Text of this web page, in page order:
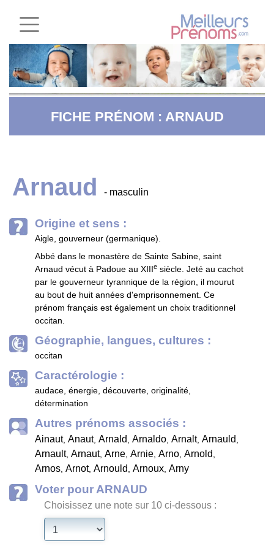
FICHE PRÉNOM : ARNAUD
Arnaud - masculin
Origine et sens :
Aigle, gouverneur (germanique).
Abbé dans le monastère de Sainte Sabine, saint
Arnaud vécut à Padoue au XIIIe siècle. Jeté au cachot
par le gouverneur tyrannique de la région, il mourut
au bout de huit années d'emprisonnement. Ce
prénom français est également un choix traditionnel
occitan.
Géographie, langues, cultures :
occitan
Caractérologie :
audace, énergie, découverte, originalité,
détermination
Autres prénoms associés :
Ainaut, Anaut, Arnald, Arnaldo, Arnalt, Arnauld,
Arnault, Arnaut, Arne, Arnie, Arno, Arnold,
Arnos, Arnot, Arnould, Arnoux, Arny
Voter pour ARNAUD
Choisissez une note sur 10 ci-dessous :